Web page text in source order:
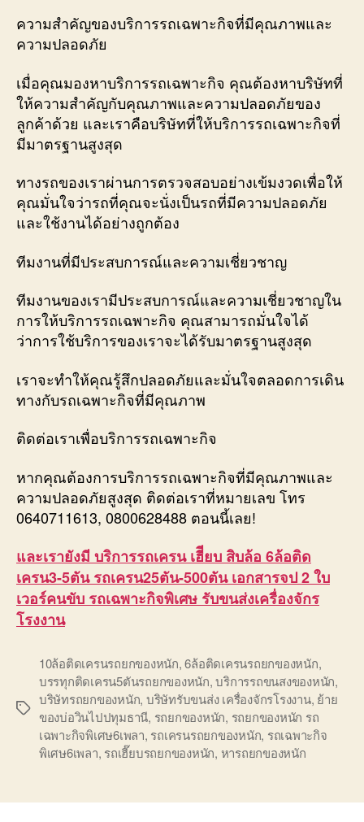
ความสำคัญของบริการรถเฉพาะกิจที่มีคุณภาพและ
ความปลอดภัย
เมื่อคุณมองหาบริการรถเฉพาะกิจ คุณต้องหาบริษัทที่
ให้ความสำคัญกับคุณภาพและความปลอดภัยของ
ลูกค้าด้วย และเราคือบริษัทที่ให้บริการรถเฉพาะกิจที่
มีมาตรฐานสูงสุด
ทางรถของเราผ่านการตรวจสอบอย่างเข้มงวดเพื่อให้
คุณมั่นใจว่ารถที่คุณจะนั่งเป็นรถที่มีความปลอดภัย
และใช้งานได้อย่างถูกต้อง
ทีมงานที่มีประสบการณ์และความเชี่ยวชาญ
ทีมงานของเรามีประสบการณ์และความเชี่ยวชาญใน
การให้บริการรถเฉพาะกิจ คุณสามารถมั่นใจได้
ว่าการใช้บริการของเราจะได้รับมาตรฐานสูงสุด
เราจะทำให้คุณรู้สึกปลอดภัยและมั่นใจตลอดการเดิน
ทางกับรถเฉพาะกิจที่มีคุณภาพ
ติดต่อเราเพื่อบริการรถเฉพาะกิจ
หากคุณต้องการบริการรถเฉพาะกิจที่มีคุณภาพและ
ความปลอดภัยสูงสุด ติดต่อเราที่หมายเลข โทร
0640711613, 0800628488 ตอนนี้เลย!
และเรายังมี บริการรถเครน เฮีียบ สิบล้อ 6ล้อติด
เครน3-5ตัน รถเครน25ตัน-500ตัน เอกสารจป 2 ใบ
เวอร์คนขับ รถเฉพาะกิจพิเศษ รับขนส่งเครื่องจักร
โรงงาน
Tags
10ล้อติดเครนรถยกของหนัก,6ล้อติดเครนรถยกของหนัก,
บรรทุกติดเครน5ตันรถยกของหนัก,บริการรถขนสงของหนัก,
บริษัทรถยกของหนัก, บริษัทรับขนส่ง เครื่องจักรโรงงาน, ย้าย
ของบ่อวินไปปทุมธานี, รถยกของหนัก, รถยกของหนัก รถ
เฉพาะกิจพิเศษ6เพลา, รถเครนรถยกของหนัก, รถเฉพาะกิจ
พิเศษ6เพลา, รถเฮี๊ยบรถยกของหนัก, หารถยกของหนัก